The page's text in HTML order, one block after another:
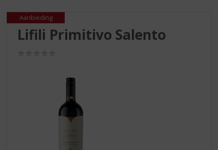
p
r
Aanbieding
Lifili Primitivo Salento